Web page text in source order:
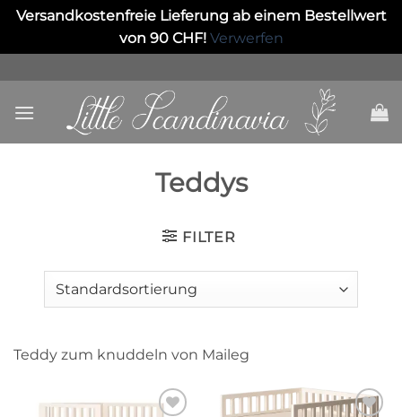
Versandkostenfreie Lieferung ab einem Bestellwert
von 90 CHF! Verwerfen
to
content
Teddys
FILTER
Teddy zum knuddeln von Maileg